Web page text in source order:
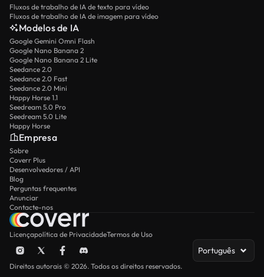
Fluxos de trabalho de IA de texto para vídeo
Fluxos de trabalho de IA de imagem para vídeo
Modelos de IA
Google Gemini Omni Flash
Google Nano Banana 2
Google Nano Banana 2 Lite
Seedance 2.0
Seedance 2.0 Fast
Seedance 2.0 Mini
Happy Horse 1.1
Seedream 5.0 Pro
Seedream 5.0 Lite
Happy Horse
Empresa
Sobre
Coverr Plus
Desenvolvedores / API
Blog
Perguntas frequentes
Anunciar
Contacte-nos
Licençapolítica de PrivacidadeTermos de Uso
Português
Direitos autorais © 2026. Todos os direitos reservados.